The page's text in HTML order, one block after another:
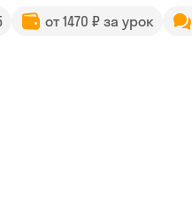
от 1470 ₽ за урок